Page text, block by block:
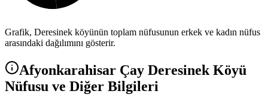
Grafik, Deresinek köyünün toplam nüfusunun erkek ve kadın nüfus
arasındaki dağılımını gösterir.
Afyonkarahisar Çay Deresinek Köyü
Nüfusu ve Diğer Bilgileri